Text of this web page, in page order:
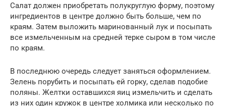
Салат должен приобретать полукруглую форму, поэтому
ингредиентов в центре должно быть больше, чем по
краям. Затем выложить маринованный лук и посыпать
все измельченным на средней терке сыром в том числе
по краям.
В последнюю очередь следует заняться оформлением.
Зелень порубить и посыпать ей горку, сделав подобие
поляны. Желтки оставшихся яиц измельчить и сделать
из них один кружок в центре холмика или несколько по